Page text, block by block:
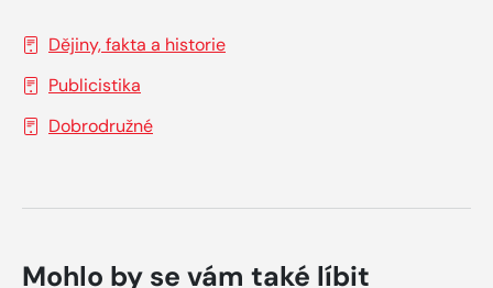
Dějiny, fakta a historie
Publicistika
Dobrodružné
Mohlo by se vám také líbit